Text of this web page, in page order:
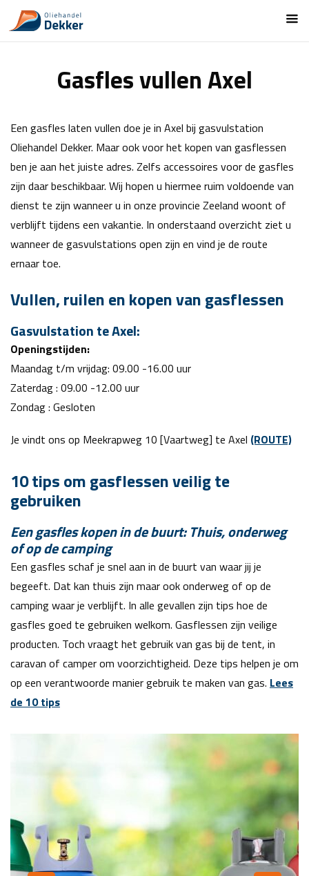
Gasfles vullen Axel
Een gasfles laten vullen doe je in Axel bij gasvulstation
Oliehandel Dekker. Maar ook voor het kopen van gasflessen
ben je aan het juiste adres. Zelfs accessoires voor de gasfles
zijn daar beschikbaar. Wij hopen u hiermee ruim voldoende van
dienst te zijn wanneer u in onze provincie Zeeland woont of
verblijft tijdens een vakantie. In onderstaand overzicht ziet u
wanneer de gasvulstations open zijn en vind je de route
ernaar toe.
Vullen, ruilen en kopen van gasflessen
Gasvulstation te Axel:
Openingstijden:
Maandag t/m vrijdag: 09.00 -16.00 uur
Zaterdag : 09.00 -12.00 uur
Zondag : Gesloten
Je vindt ons op Meekrapweg 10 [Vaartweg] te Axel (ROUTE)
10 tips om gasflessen veilig te
gebruiken
Een gasfles kopen in de buurt: Thuis, onderweg
of op de camping
Een gasfles schaf je snel aan in de buurt van waar jij je
begeeft. Dat kan thuis zijn maar ook onderweg of op de
camping waar je verblijft. In alle gevallen zijn tips hoe de
gasfles goed te gebruiken welkom. Gasflessen zijn veilige
producten. Toch vraagt het gebruik van gas bij de tent, in
caravan of camper om voorzichtigheid. Deze tips helpen je om
op een verantwoorde manier gebruik te maken van gas. Lees
de 10 tips